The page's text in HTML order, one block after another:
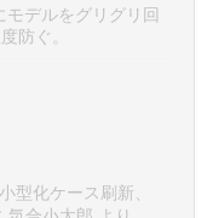
デルをグリグリ回
防ぐ。
型化ケース刷新、